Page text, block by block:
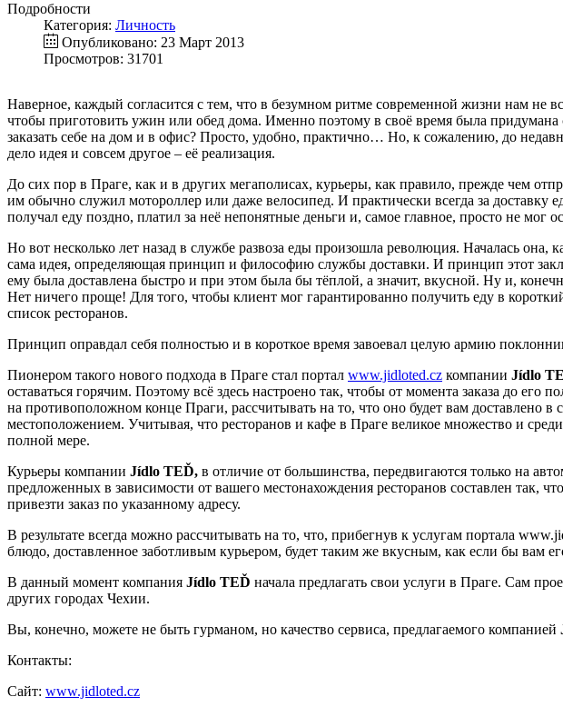
Подробности
Категория: Личность
Опубликовано: 23 Март 2013
Просмотров: 31701
Наверное, каждый согласится с тем, что в безумном ритме современной жизни нам не
чтобы приготовить ужин или обед дома. Именно поэтому в своё время была
заказать себе на дом и в офис? Просто, удобно, практично… Но, к сожалению, до
дело идея и совсем другое – её реализация.
До сих пор в Праге, как и в других мегаполисах, курьеры, как правило, прежде чем
им обычно служил мотороллер или даже велосипед. И практически всегда за доставку
получал еду поздно, платил за неё непонятные деньги и, самое главное, просто не
Но вот несколько лет назад в службе развоза еды произошла революция. Началась
сама идея, определяющая принцип и философию службы доставки. И принцип этот
ему была доставлена быстро и при этом была бы тёплой, а значит, вкусной. Ну и,
Нет ничего проще! Для того, чтобы клиент мог гарантированно получить еду в
список ресторанов.
Принцип оправдал себя полностью и в короткое время завоевал целую армию
Пионером такого нового подхода в Праге стал портал www.jidloted.cz компании Jídlo
оставаться горячим. Поэтому всё здесь настроено так, чтобы от момента заказа до
на противоположном конце Праги, рассчитывать на то, что оно будет вам доставлено
местоположением. Учитывая, что ресторанов и кафе в Праге великое множество и
полной мере.
Курьеры компании Jídlo TEĎ, в отличие от большинства, передвигаются только на
предложенных в зависимости от вашего местонахождения ресторанов составлен так,
привезти заказ по указанному адресу.
В результате всегда можно рассчитывать на то, что, прибегнув к услугам портала
блюдо, доставленное заботливым курьером, будет таким же вкусным, как если бы вам
В данный момент компания Jídlo TEĎ начала предлагать свои услуги в Праге. Сам
других городах Чехии.
Вы, конечно, можете не быть гурманом, но качество сервиса, предлагаемого компанией
Контакты:
Сайт: www.jidloted.cz